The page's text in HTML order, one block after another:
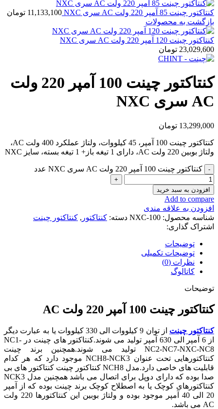
کنتاکتور چینت 85 آمپر 220 ولت AC سری NXC 11,133,100 تومان
بازگشت به محصولات
کنتاکتور چینت 120 آمپر 220 ولت AC سری NXC
23,029,600 تومان
کنتاکتور چینت 100 آمپر 220 ولت
AC سری NXC
13,299,000 تومان
کنتاکتور چینت 100 آمپر، 45 کیلووات، ولتاژ عملکرد 400 ولت AC،
ولتاژ بوبین 220 ولت AC، دارای 1 تیغه باز+ 1 تیغه بسته، سایز NXC
کنتاکتور چینت 100 آمپر 220 ولت AC سری NXC عدد
افزودن به سبد خرید
Add to compare
افزودن به علاقه مندی
شناسه محصول: NXC-100 دسته: کنتاکتور , کنتاکتور چینت
اشتراک گذاری:
توضیحات
توضیحات تکمیلی
نظرات (0)
کاتالوگ
توضیحات
کنتاکتور چینت 100 آمپر 220 ولت AC
کنتاکتور چینت
از توان 9 کیلووات الی 330 کیلووات یا به عبارت دیگر
از 6 آمپر الی 630 آمپر تولید می شوند.کنتاکتور های چینت در NC1-
NC2-NC7-NXC-NC8 تولید می شوند.همچنین برند چینت
کنتاکتورهایی تحت عنوان NCH8-NCK3
موجود دارد که هر کدام
قابلیت های خاصی دارد.
مدل NCH8 کنتاکتور چینت کنتاکتور های بی
صدا بوده که دارای دوپل برای اتصال می باشد همچنین مدل NCK3
کنتاکتورهای کوچک یا به اصطلاح کوچک برند چینت بوده که از آمپر
20 الی 40 آمپر موجود بوده و ولتاژ بوبین این کنتاکتورها 220 ولت
AC می باشد.